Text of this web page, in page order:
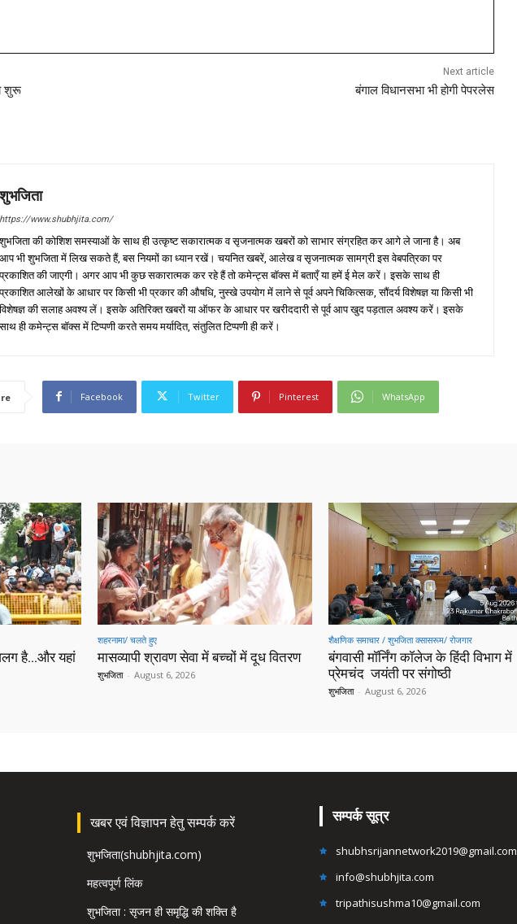
शुरू
Next article
बंगाल विधानसभा भी होगी पेपरलेस
शुभजिता
https://www.shubhjita.com/
शुभजिता की कोशिश समस्याओं के साथ ही उत्कृष्ट सकारात्मक व सृजनात्मक खबरों को साभार संग्रहित कर आगे ले जाना है। अब
आप भी शुभजिता में लिख सकते हैं, बस नियमों का ध्यान रखें। चयनित खबरें, आलेख व सृजनात्मक सामग्री इस वेबपत्रिका पर
प्रकाशित की जाएगी। अगर आप भी कुछ सकारात्मक कर रहे हैं तो कमेन्ट्स बॉक्स में बताएँ या हमें ई मेल करें। इसके साथ ही
प्रकाशित आलेखों के आधार पर किसी भी प्रकार की औषधि, नुस्खे उपयोग में लाने से पूर्व अपने चिकित्सक, सौंदर्य विशेषज्ञ या किसी भी
विशेषज्ञ की सलाह अवश्य लें। इसके अतिरिक्त खबरों या ऑफर के आधार पर खरीददारी से पूर्व आप खुद पड़ताल अवश्य करें। इसके
साथ ही कमेन्ट्स बॉक्स में टिप्पणी करते समय मर्यादित, संतुलित टिप्पणी ही करें।
Facebook Twitter Pinterest WhatsApp
है…और यहां
शहरनामा/ चलते हुए
मासव्यापी श्रावण सेवा में बच्चों में दूध वितरण
शुभजिता - August 6, 2026
शैक्षणिक समाचार / शुभजिता क्सासरूम/ रोजगार
बंगवासी मॉर्निंग कॉलेज के हिंदी विभाग में
प्रेमचंद जयंती पर संगोष्ठी
शुभजिता - August 6, 2026
खबर एवं विज्ञापन हेतु सम्पर्क करें
शुभजिता(shubhjita.com)
महत्वपूर्ण लिंक
शुभजिता : सृजन ही समृद्धि की शक्ति है
सम्पर्क सूत्र
shubhsrijannetwork2019@gmail.com
info@shubhjita.com
tripathisushma10@gmail.com